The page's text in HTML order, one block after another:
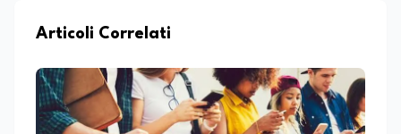
SEO e dinamiche del web, con l'obiettivo
culturale uno strumento accessibile per
lo sviluppo dello spirito critico. Nel corso
della sua carriera ha maturato
esperienza all'interno di redazioni
Articoli Correlati